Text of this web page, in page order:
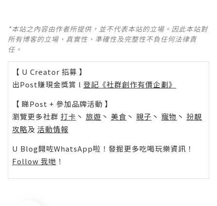
*本站之內容由作者所提供，並不代表本站的立場。因此本站對
所有博客的立場、真實性、準確性及完整性不負任何法律責
任。
【 U Creator 招募 】
出Post賺現金獎賞 l 登記《社群創作有價企劃》
【 睇Post + 參加品牌活動 】
瀏覽更多社群 打卡 丶 旅遊 丶 美食 丶 親子 丶 寵物 丶 扮靚
攻略及 活動情報
U Blog開咗WhatsApp啦！發掘更多吃喝玩樂資訊！
Follow 我哋 ！